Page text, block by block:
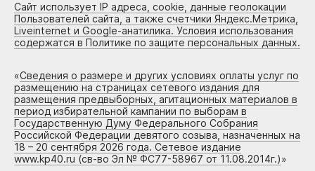
Сайт использует IP адреса, cookie, данные геолокации
Пользователей сайта, а также счетчики Яндекс.Метрика,
Liveinternet и Google-анатилика. Условия использования
содержатся в Политике по защите персональных данных.
«Сведения о размере и других условиях оплаты услуг по
размещению на страницах сетевого издания для
размещения предвыборных, агитационных материалов в
период избирательной кампании по выборам в
Государственную Думу Федерального Собрания
Российской Федерации девятого созыва, назначенных на
18 – 20 сентября 2026 года. Сетевое издание
www.kp40.ru (св-во Эл № ФС77-58967 от 11.08.2014г.)»